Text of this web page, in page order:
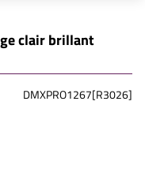
clair brillant
DMXPRO1267[R3026]